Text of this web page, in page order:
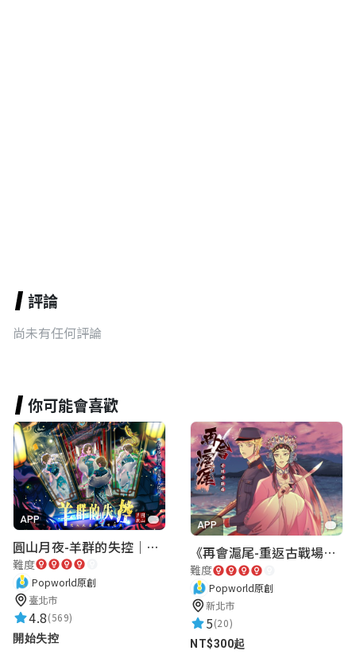
評論
尚未有任何評論
你可能會喜歡
APP
圓山月夜-羊群的失控｜圓山飯店 ARG實境解謎遊戲
難度
Popworld原創
臺北市
4.8(569)
開始失控
APP
《再會滬尾-重返古戰場》｜淡水老街實境遊戲｜實體遊戲盒
難度
Popworld原創
新北市
5(20)
NT$300起